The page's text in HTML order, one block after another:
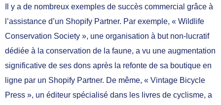
Il y a de nombreux exemples de succès commercial grâce à
l’assistance d’un Shopify Partner. Par exemple, « Wildlife
Conservation Society », une organisation à but non-lucratif
dédiée à la conservation de la faune, a vu une augmentation
significative de ses dons après la refonte de sa boutique en
ligne par un Shopify Partner. De même, « Vintage Bicycle
Press », un éditeur spécialisé dans les livres de cyclisme, a